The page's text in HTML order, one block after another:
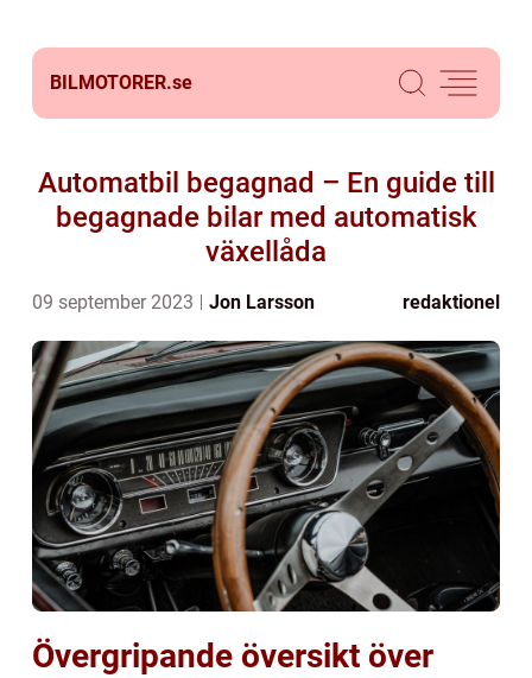
BILMOTORER.se
Automatbil begagnad – En guide till
begagnade bilar med automatisk
växellåda
09 september 2023 Jon Larsson redaktionel
Övergripande översikt över